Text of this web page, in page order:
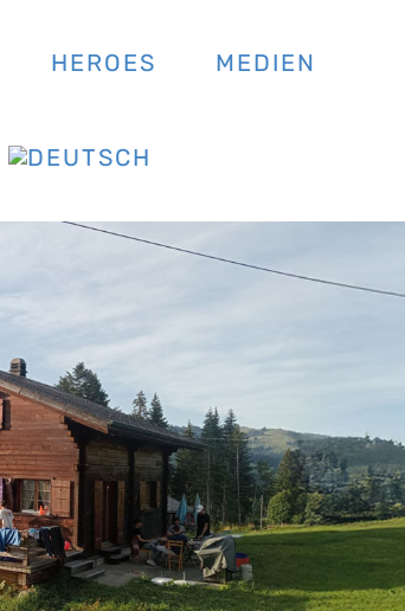
HEROES MEDIEN